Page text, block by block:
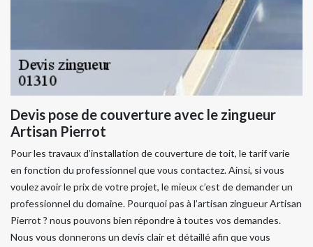
Devis pose de couverture avec le zingueur
Artisan Pierrot
Pour les travaux d’installation de couverture de toit, le tarif varie
en fonction du professionnel que vous contactez. Ainsi, si vous
voulez avoir le prix de votre projet, le mieux c’est de demander un
professionnel du domaine. Pourquoi pas à l’artisan zingueur Artisan
Pierrot ? nous pouvons bien répondre à toutes vos demandes.
Nous vous donnerons un devis clair et détaillé afin que vous